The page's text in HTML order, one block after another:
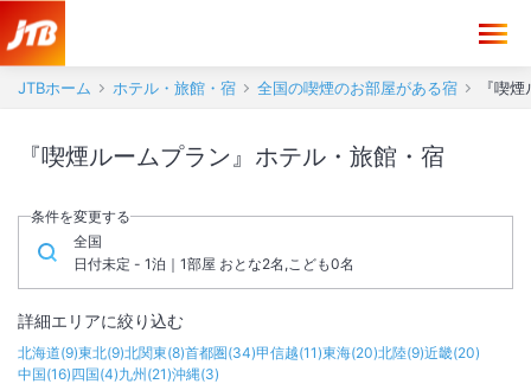
JTBホーム ホテル・旅館・宿 全国の喫煙のお部屋がある宿 『喫
『喫煙ルームプラン』ホテル・旅館・宿
条件を変更する
全国
日付未定 - 1泊｜1部屋 おとな2名,こども0名
詳細エリアに絞り込む
北海道(9)東北(9)北関東(8)首都圏(34)甲信越(11)東海(20)北陸(9)近畿(20)
中国(16)四国(4)九州 (21)沖縄(3)